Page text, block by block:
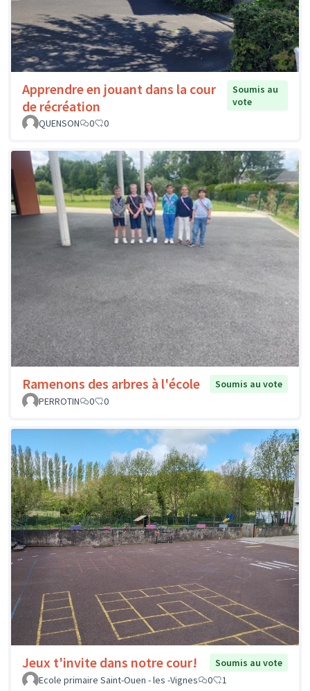
Apprendre en jouant dans la cour
de récréation
Soumis au
vote
QUENSON
0 0
Ramenons des arbres à l'école
Soumis au vote
PERROTIN
0 0
Jeux t'invite dans notre cour!
Soumis au vote
Ecole primaire Saint-Ouen - les -Vignes
0 1